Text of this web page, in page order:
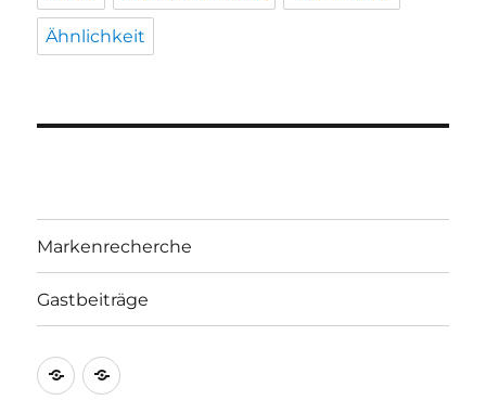
Ähnlichkeit
Markenrecherche
Gastbeiträge
Markenrecherche
Gastbeiträge